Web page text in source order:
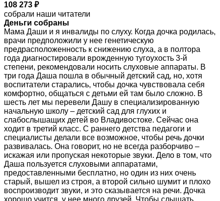
108 273 ₽
собрали наши читатели
Деньги собраны
Мама Даши и я инвалиды по слуху. Когда дочка родилась,
врачи предположили у нее генетическую
предрасположенность к снижению слуха, а в полтора
года диагностировали врожденную тугоухость 3-й
степени, рекомендовали носить слуховые аппараты. В
три года Даша пошла в обычный детский сад, но, хотя
воспитатели старались, чтобы дочка чувствовала себя
комфортно, общаться с детьми ей там было сложно. В
шесть лет мы перевели Дашу в специализированную
начальную школу – детский сад для глухих и
слабослышащих детей во Владивостоке. Сейчас она
ходит в третий класс. С раннего детства педагоги и
специалисты делали все возможное, чтобы речь дочки
развивалась. Она говорит, но не всегда разборчиво –
искажая или пропуская некоторые звуки. Дело в том, что
Даша пользуется слуховыми аппаратами,
предоставленными бесплатно, но один из них очень
старый, вышел из строя, а второй сильно шумит и плохо
воспроизводит звуки, и это сказывается на речи. Дочка
хорошо учится, у нее много друзей. Чтобы слышать